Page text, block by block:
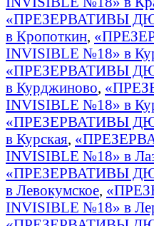
«ПРЕЗЕРВАТИВЫ
в Кропоткин,
INVISIBLE №18» в
«ПРЕЗЕРВАТИВЫ
в Курджиново,
INVISIBLE №18» в
«ПРЕЗЕРВАТИВЫ
в Курская,
INVISIBLE №18» в
«ПРЕЗЕРВАТИВЫ
в Левокумское,
INVISIBLE №18» в